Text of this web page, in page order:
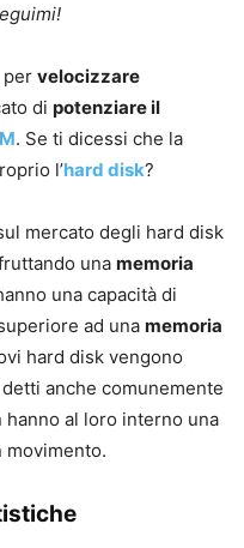
per velocizzare
di potenziare il
. Se ti dicessi che la
l’hard disk?
mercato degli hard disk
una memoria
una capacità di
ad una memoria
hard disk vengono
detti anche comunemente
hanno al loro interno una
movimento.